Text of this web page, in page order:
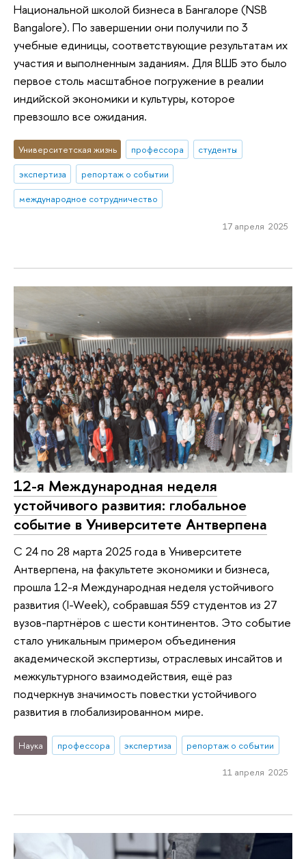
Национальной школой бизнеса в Бангалоре (NSB
Bangalore). По завершении они получили по 3
учебные единицы, соответствующие результатам их
участия и выполненным заданиям. Для ВШБ это было
первое столь масштабное погружение в реалии
индийской экономики и культуры, которое
превзошло все ожидания.
Университетская жизнь профессора
студенты
экспертиза
репортаж о событии
международное сотрудничество
17 апреля 2025
12-я Международная неделя
устойчивого развития: глобальное
событие в Университете Антверпена
С 24 по 28 марта 2025 года в Университете
Антверпена, на факультете экономики и бизнеса,
прошла 12-я Международная неделя устойчивого
развития (I-Week), собравшая 559 студентов из 27
вузов-партнёров с шести континентов. Это событие
стало уникальным примером объединения
академической экспертизы, отраслевых инсайтов и
межкультурного взаимодействия, ещё раз
подчеркнув значимость повестки устойчивого
развития в глобализированном мире.
Наука профессора экспертиза репортаж о событии
11 апреля 2025